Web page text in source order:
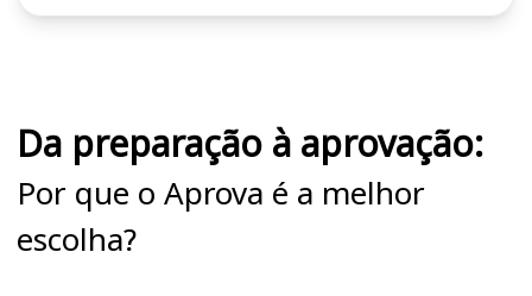
Da preparação à aprovação:
Por que o Aprova é a melhor
escolha?